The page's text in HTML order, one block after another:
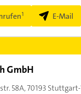
E-Mail
GmbH
58A,70193